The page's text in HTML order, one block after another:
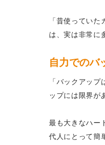
「昔使ってい
は、実は非常に
自力でのバ
「バックアッ
ップには限界が
最も大きなハー
代人にとって簡